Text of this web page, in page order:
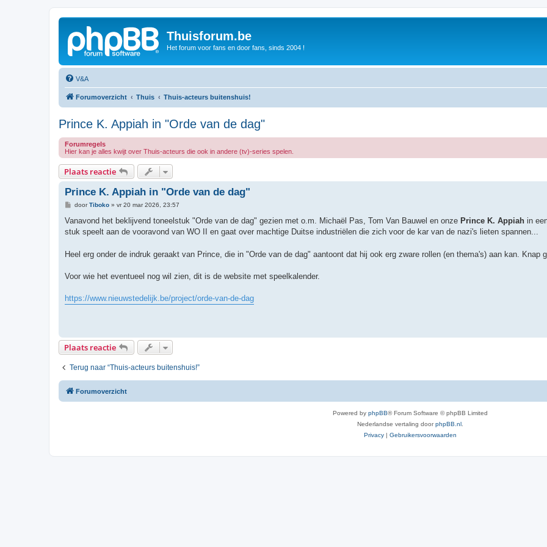
Thuisforum.be
Het forum voor fans en door fans, sinds 2004 !
V&A
Forumoverzicht Thuis Thuis-acteurs buitenshuis!
Prince K. Appiah in "Orde van de dag"
Forumregels
Hier kan je alles kwijt over Thuis-acteurs die ook in andere (tv)-series spelen.
Plaats reactie
Prince K. Appiah in "Orde van de dag"
B
r
c
doorTiboko» vr 20 mar 2026, 23:57
Vanavond het beklijvend toneelstuk "Orde van de dag" gezien met o.m. Michaël Pas, Tom Van Bauwel en onze Prince K. Appiah in
stuk speelt aan de vooravond van WO II en gaat over machtige Duitse industriëlen die zich voor de kar van de nazi's lieten spannen...
Heel erg onder de indruk geraakt van Prince, die in "Orde van de dag" aantoont dat hij ook erg zware rollen (en thema's) aan kan. Knap
Voor wie het eventueel nog wil zien, dit is de website met speelkalender.
https://www.nieuwstedelijk.be/project/orde-van-de-dag
Plaats reactie
Terug naar “Thuis-acteurs buitenshuis!”
Forumoverzicht
Powered by phpBB® Forum Software © phpBB Limited
Nederlandse vertaling doorphpBB.nl
Privacy | Gebruikersvoorwaarden